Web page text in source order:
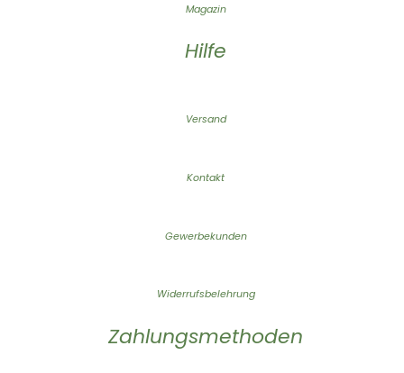
Magazin
Hilfe
Versand
Kontakt
Gewerbekunden
Widerrufsbelehrung
Zahlungsmethoden